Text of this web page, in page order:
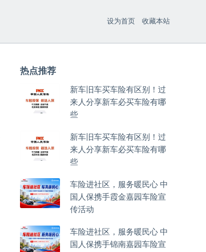
设为首页 收藏本站
热点推荐
新车旧车买车险有区别！过
来人分享新车必买车险有哪
些
新车旧车买车险有区别！过
来人分享新车必买车险有哪
些
车险进社区，服务暖民心 中
国人保携手霞金嘉园车险宣
传活动
车险进社区，服务暖民心 中
国人保携手锦南嘉园车险宣